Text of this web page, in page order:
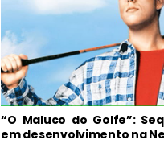
“O Maluco do Golfe”:
em desenvolvimento na